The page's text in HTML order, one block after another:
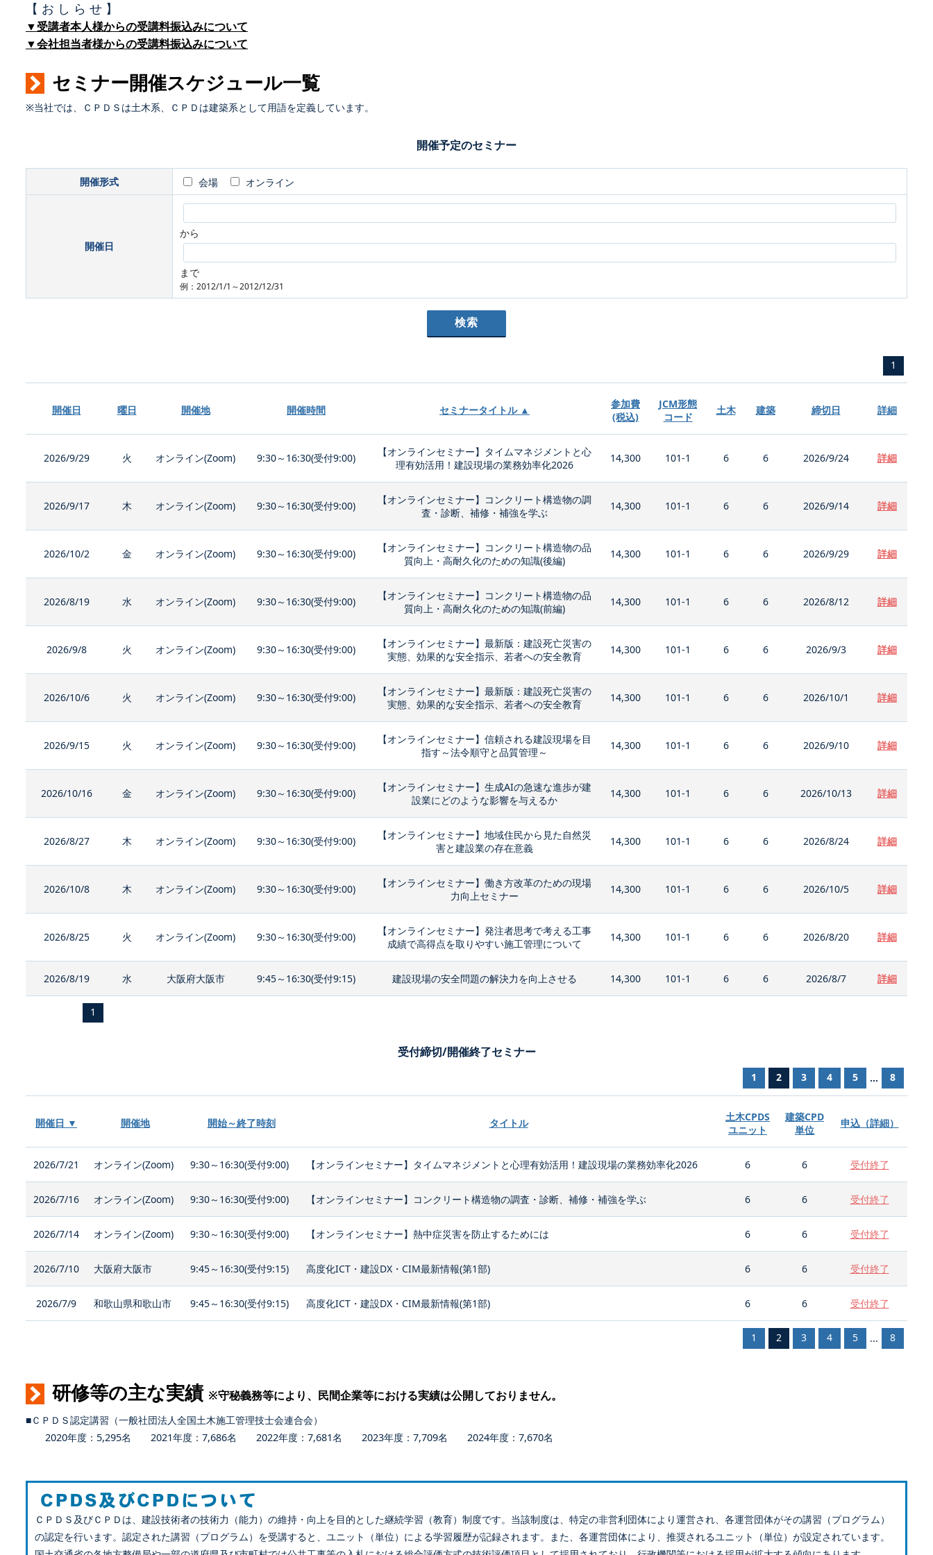
【 お し ら せ 】
▼受講者本人様からの受講料振込みについて
▼会社担当者様からの受講料振込みについて
セミナー開催スケジュール一覧
※当社では、ＣＰＤＳは土木系、ＣＰＤは建築系として用語を定義しています。
開催予定のセミナー
開催形式 会場 オンライン
開催日
から
まで
例：2012/1/1～2012/12/31
1
開催日 曜日 開催地 開催時間 セミナータイトル ▲
参加費
(税込)
JCM形態
コード
土木 建築 締切日 詳細
2026/9/29 火 オンライン(Zoom) 9:30～16:30(受付9:00)
【オンラインセミナー】タイムマネジメントと心
理有効活用！建設現場の業務効率化2026
14,300 101-1 6 6 2026/9/24 詳細
2026/9/17 木 オンライン(Zoom) 9:30～16:30(受付9:00)
【オンラインセミナー】コンクリート構造物の調
査・診断、補修・補強を学ぶ
14,300 101-1 6 6 2026/9/14 詳細
2026/10/2 金 オンライン(Zoom) 9:30～16:30(受付9:00)
【オンラインセミナー】コンクリート構造物の品
質向上・高耐久化のための知識(後編)
14,300 101-1 6 6 2026/9/29 詳細
2026/8/19 水 オンライン(Zoom) 9:30～16:30(受付9:00)
【オンラインセミナー】コンクリート構造物の品
質向上・高耐久化のための知識(前編)
14,300 101-1 6 6 2026/8/12 詳細
2026/9/8 火 オンライン(Zoom) 9:30～16:30(受付9:00)
【オンラインセミナー】最新版：建設死亡災害の
実態、効果的な安全指示、若者への安全教育
14,300 101-1 6 6 2026/9/3 詳細
2026/10/6 火 オンライン(Zoom) 9:30～16:30(受付9:00)
【オンラインセミナー】最新版：建設死亡災害の
実態、効果的な安全指示、若者への安全教育
14,300 101-1 6 6 2026/10/1 詳細
2026/9/15 火 オンライン(Zoom) 9:30～16:30(受付9:00)
【オンラインセミナー】信頼される建設現場を目
指す～法令順守と品質管理～
14,300 101-1 6 6 2026/9/10 詳細
2026/10/16 金 オンライン(Zoom) 9:30～16:30(受付9:00)
【オンラインセミナー】生成AIの急速な進歩が建
設業にどのような影響を与えるか
14,300 101-1 6 6 2026/10/13 詳細
2026/8/27 木 オンライン(Zoom) 9:30～16:30(受付9:00)
【オンラインセミナー】地域住民から見た自然災
害と建設業の存在意義
14,300 101-1 6 6 2026/8/24 詳細
2026/10/8 木 オンライン(Zoom) 9:30～16:30(受付9:00)
【オンラインセミナー】働き方改革のための現場
力向上セミナー
14,300 101-1 6 6 2026/10/5 詳細
2026/8/25 火 オンライン(Zoom) 9:30～16:30(受付9:00)
【オンラインセミナー】発注者思考で考える工事
成績で高得点を取りやすい施工管理について
14,300 101-1 6 6 2026/8/20 詳細
2026/8/19 水 大阪府大阪市 9:45～16:30(受付9:15) 建設現場の安全問題の解決力を向上させる 14,300 101-1 6 6 2026/8/7 詳細
1
受付締切/開催終了セミナー
1 2 3 4 5 ... 8
開催日 ▼ 開催地 開始～終了時刻 タイトル
土木CPDS
ユニット
建築CPD
単位
申込（詳細）
2026/7/21 オンライン(Zoom) 9:30～16:30(受付9:00) 【オンラインセミナー】タイムマネジメントと心理有効活用！建設現場の業務効率化2026 6 6 受付終了
2026/7/16 オンライン(Zoom) 9:30～16:30(受付9:00) 【オンラインセミナー】コンクリート構造物の調査・診断、補修・補強を学ぶ 6 6 受付終了
2026/7/14 オンライン(Zoom) 9:30～16:30(受付9:00) 【オンラインセミナー】熱中症災害を防止するためには 6 6 受付終了
2026/7/10 大阪府大阪市 9:45～16:30(受付9:15) 高度化ICT・建設DX・CIM最新情報(第1部) 6 6 受付終了
2026/7/9 和歌山県和歌山市 9:45～16:30(受付9:15) 高度化ICT・建設DX・CIM最新情報(第1部) 6 6 受付終了
1 2 3 4 5 ... 8
研修等の主な実績 ※守秘義務等により、民間企業等における実績は公開しておりません。
■ＣＰＤＳ認定講習（一般社団法人全国土木施工管理技士会連合会）
2020年度：5,295名 2021年度：7,686名 2022年度：7,681名 2023年度：7,709名 2024年度：7,670名
ＣＰＤＳ及びＣＰＤは、建設技術者の技術力（能力）の維持・向上を目的とした継続学習（教育）制度です。当該制度は、特定の非営利団体により運営され、各運営団体がその講習（プログラム）
の認定を行います。認定された講習（プログラム）を受講すると、ユニット（単位）による学習履歴が記録されます。また、各運営団体により、推奨されるユニット（単位）が設定されています。